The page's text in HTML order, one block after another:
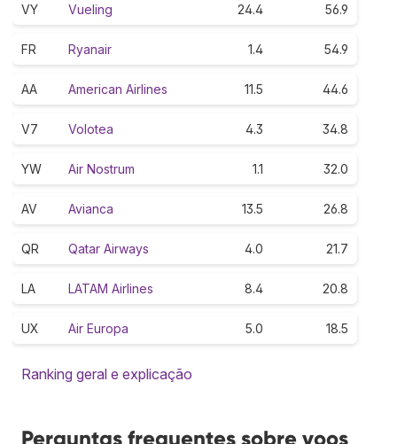
VY Vueling 24.4 56.9
FR Ryanair 1.4 54.9
AA American Airlines 11.5 44.6
V7 Volotea 4.3 34.8
YW Air Nostrum 1.1 32.0
AV Avianca 13.5 26.8
QR Qatar Airways 4.0 21.7
LA LATAM Airlines 8.4 20.8
UX Air Europa 5.0 18.5
Ranking geral e explicação
Perguntas frequentes sobre voos